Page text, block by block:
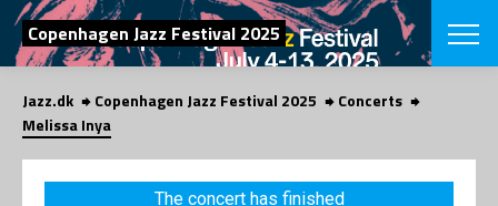
SEARCH
Copenhagen Jazz Festival 2025
Danish
CHOOSE
Jazz.dk Copenhagen Jazz Festival 2025
Concerts
Melissa Inya
The concert has finished